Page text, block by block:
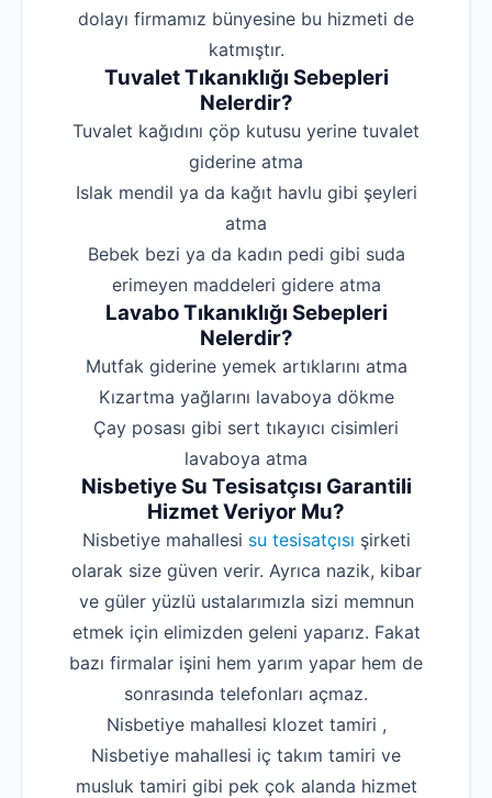
dolayı firmamız bünyesine bu hizmeti de
katmıştır.
Tuvalet Tıkanıklığı Sebepleri
Nelerdir?
‌Tuvalet kağıdını çöp kutusu yerine tuvalet
giderine atma
‌Islak mendil ya da kağıt havlu gibi şeyleri
atma
‌Bebek bezi ya da kadın pedi gibi suda
erimeyen maddeleri gidere atma
Lavabo Tıkanıklığı Sebepleri
Nelerdir?
‌Mutfak giderine yemek artıklarını atma
‌Kızartma yağlarını lavaboya dökme
‌Çay posası gibi sert tıkayıcı cisimleri
lavaboya atma
Nisbetiye Su Tesisatçısı Garantili
Hizmet Veriyor Mu?
Nisbetiye mahallesi su tesisatçısı şirketi
olarak size güven verir. Ayrıca nazik, kibar
ve güler yüzlü ustalarımızla sizi memnun
etmek için elimizden geleni yaparız. Fakat
bazı firmalar işini hem yarım yapar hem de
sonrasında telefonları açmaz.
Nisbetiye mahallesi klozet tamiri ,
Nisbetiye mahallesi iç takım tamiri ve
musluk tamiri gibi pek çok alanda hizmet